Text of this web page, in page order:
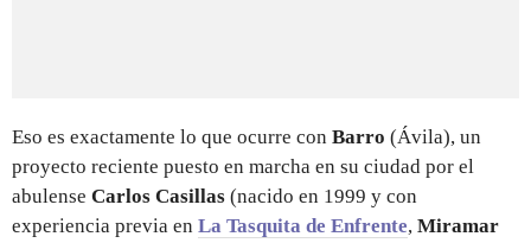
Eso es exactamente lo que ocurre con Barro (Ávila), un
proyecto reciente puesto en marcha en su ciudad por el
abulense Carlos Casillas (nacido en 1999 y con
experiencia previa en La Tasquita de Enfrente, Miramar